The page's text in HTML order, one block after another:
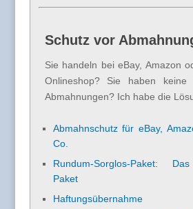
Schutz vor
Sie handeln bei eBay, Amazon
Onlineshop? Sie haben
Abmahnungen? Ich habe die
Abmahnschutz für eBay,
Co.
Rundum-Sorglos-Paket:
Paket
Haftungsübernahme